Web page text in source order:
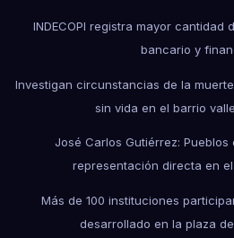
INDECOPI registra mayor cantidad
bancario y
Investigan circunstancias de la
sin vida en el barrio
José Carlos Gutiérrez:
representación directa en
Más de 100 instituciones
desarrollado en la plaza